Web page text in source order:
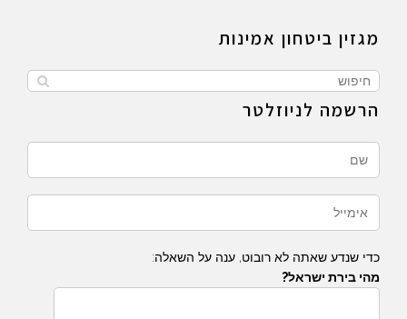
מגזין ביטחון אמינות
הרשמה לניוזלטר
כדי שנדע שאתה לא רובוט, ענה על השאלה:
מהי בירת ישראל?